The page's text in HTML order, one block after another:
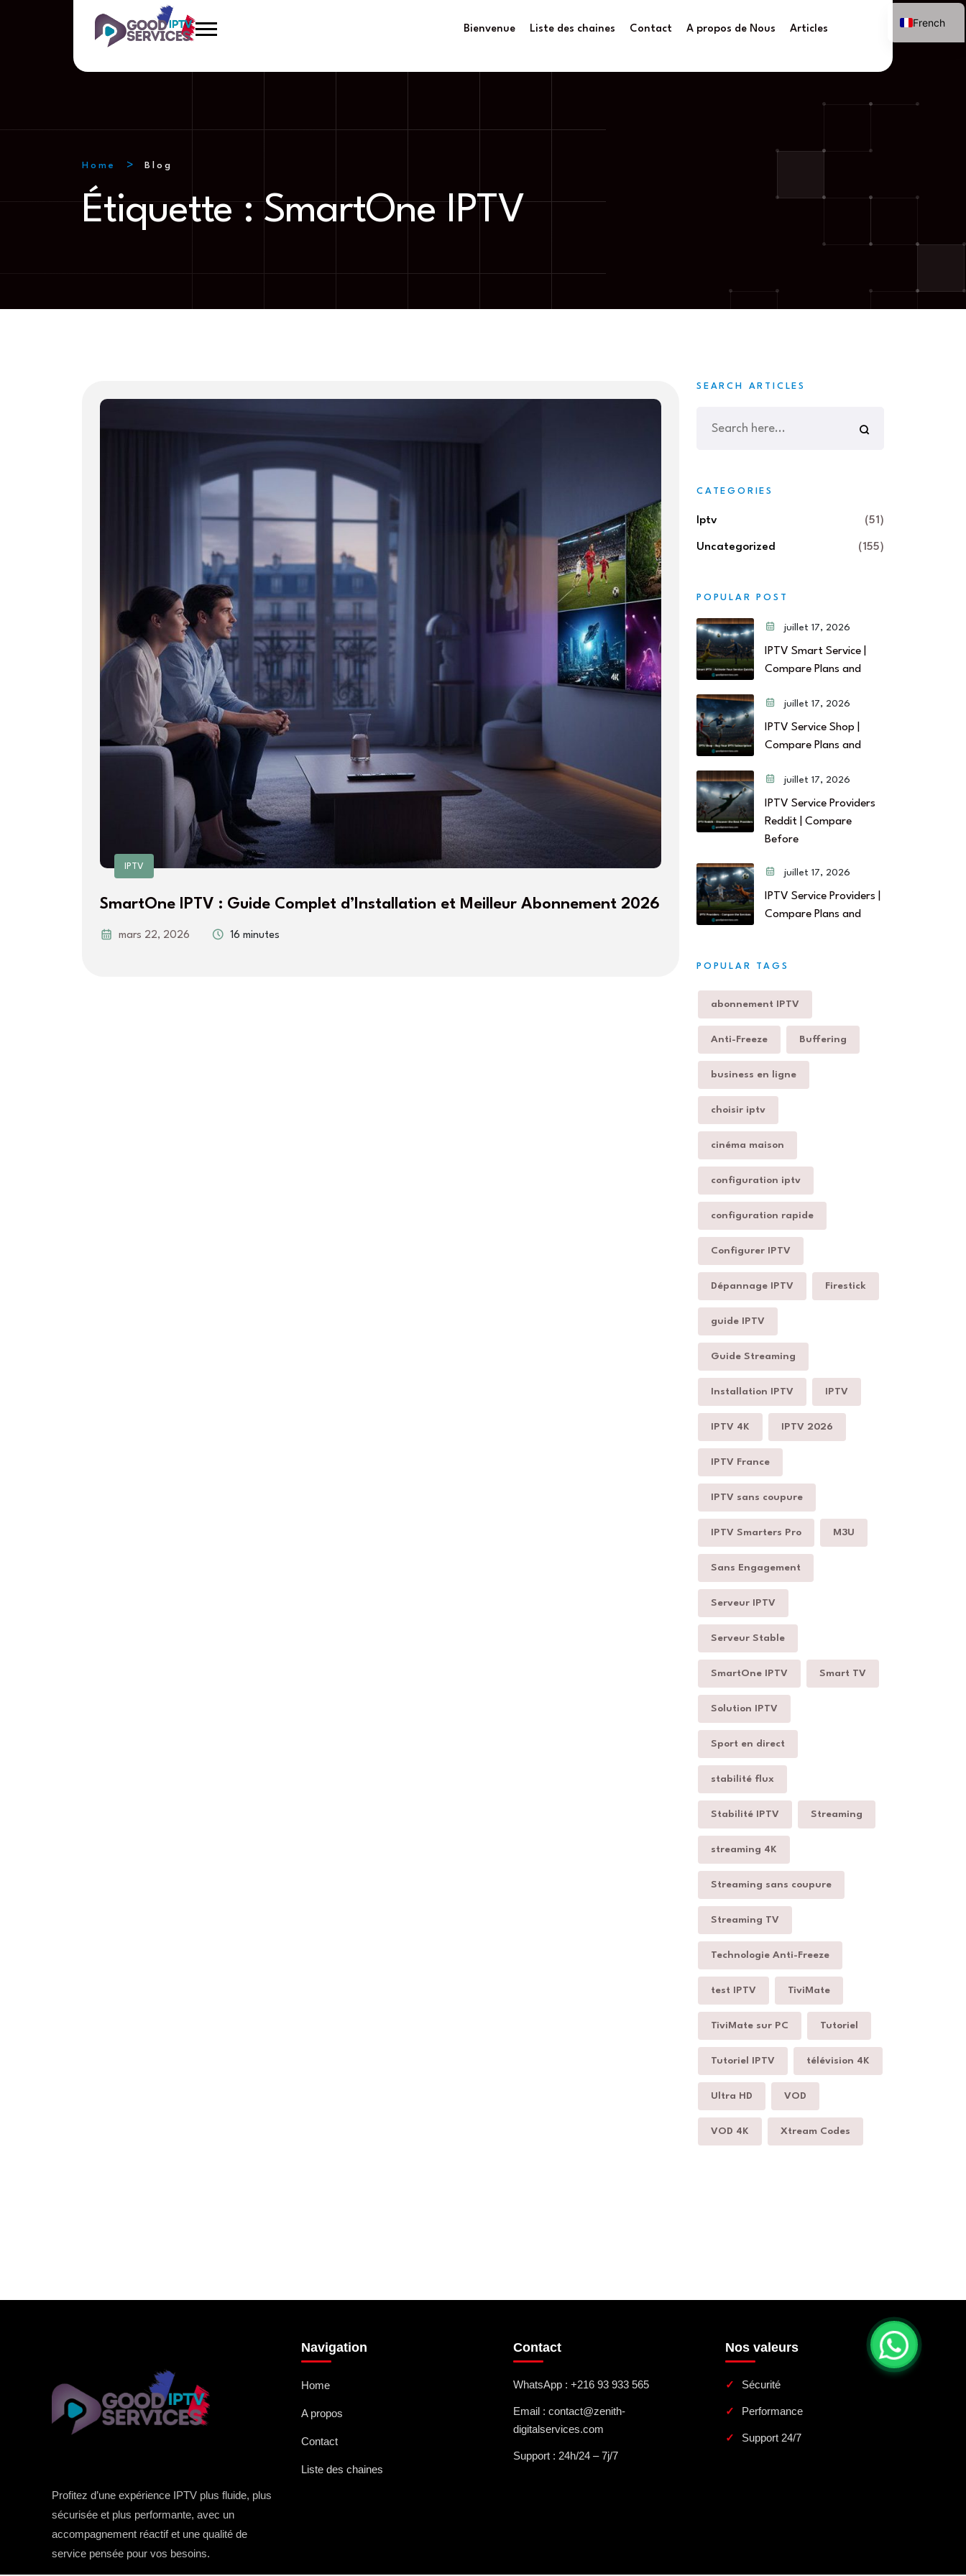
Bienvenue Liste des chaines Contact A propos de Nous Articles
Home Blog
Étiquette :SmartOne IPTV
IPTV
SmartOne IPTV : Guide Complet d’Installation et Meilleur Abonnement 2026
mars 22, 2026 16 minutes
SEARCH ARTICLES
CATEGORIES
Iptv (51)
Uncategorized (155)
POPULAR POST
juillet 17, 2026
IPTV Smart Service |
Compare Plans and
juillet 17, 2026
IPTV Service Shop |
Compare Plans and
juillet 17, 2026
IPTV Service Providers
Reddit | Compare
Before
juillet 17, 2026
IPTV Service Providers |
Compare Plans and
POPULAR TAGS
abonnement IPTV
Anti-Freeze Buffering
business en ligne
choisir iptv
cinéma maison
configuration iptv
configuration rapide
Configurer IPTV
Dépannage IPTV Firestick
guide IPTV
Guide Streaming
Installation IPTV IPTV
IPTV 4K IPTV 2026
IPTV France
IPTV sans coupure
IPTV Smarters Pro M3U
Sans Engagement
Serveur IPTV
Serveur Stable
SmartOne IPTV Smart TV
Solution IPTV
Sport en direct
stabilité flux
Stabilité IPTV Streaming
streaming 4K
Streaming sans coupure
Streaming TV
Technologie Anti-Freeze
test IPTV TiviMate
TiviMate sur PC Tutoriel
Tutoriel IPTV télévision 4K
Ultra HD VOD
VOD 4K Xtream Codes
French
Profitez d’une expérience IPTV plus fluide, plus
sécurisée et plus performante, avec un
accompagnement réactif et une qualité de
service pensée pour vos besoins.
Navigation
Home
A propos
Contact
Liste des chaines
Contact
WhatsApp : +216 93 933 565
Email : contact@zenith-
digitalservices.com
Support : 24h/24 – 7j/7
Nos valeurs
Sécurité
Performance
Support 24/7